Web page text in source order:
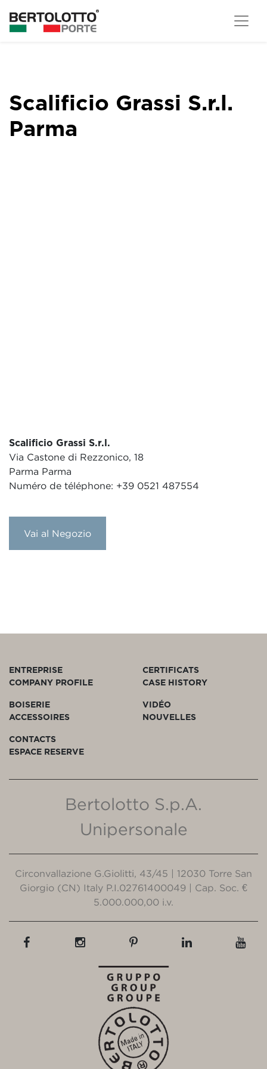
Scalificio Grassi S.r.l.
Parma
Scalificio Grassi S.r.l.
Via Castone di Rezzonico, 18
Parma Parma
Numéro de téléphone: +39 0521 487554
Vai al Negozio
ENTREPRISE
COMPANY PROFILE
CERTIFICATS
CASE HISTORY
BOISERIE
ACCESSOIRES
VIDÉO
NOUVELLES
CONTACTS
ESPACE RESERVE
Bertolotto S.p.A.
Unipersonale
Circonvallazione G.Giolitti, 43/45 | 12030 Torre San
Giorgio (CN) Italy P.I.02761400049 | Cap. Soc. €
5.000.000,00 i.v.